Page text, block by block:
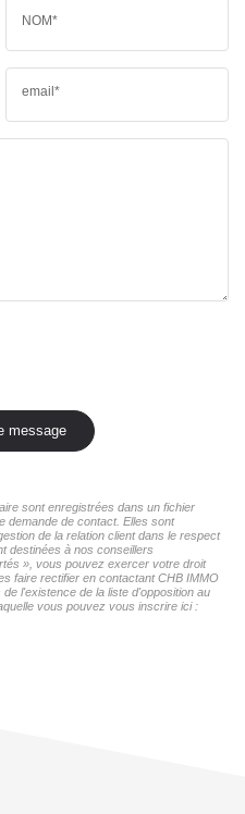
NOM*
email*
message
sont enregistrées dans un fichier
demande de contact. Elles sont
de la relation client dans le respect
destinées à nos conseillers
», vous pouvez exercer votre droit
faire rectifier en contactant CHB IMMO
l'existence de la liste d'opposition au
vous pouvez vous inscrire ici :